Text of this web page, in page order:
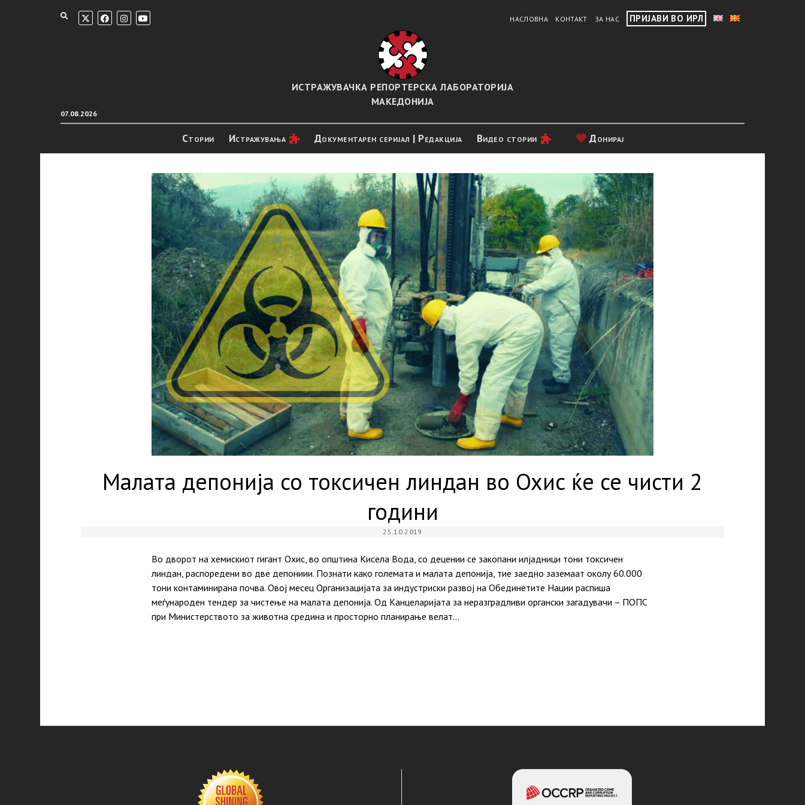
НАСЛОВНА КОНТАКТ ЗА НАС ПРИЈАВИ ВО ИРЛ
07.08.2026
ИСТРАЖУВАЧКА РЕПОРТЕРСКА ЛАБОРАТОРИЈА
МАКЕДОНИЈА
Стории Истражувањa Документарен серијал | Редакција Видео стории Донирај
Малата депонија со токсичен линдан во Охис ќе се чисти 2
години
25.10.2019
Во дворот на хемискиот гигант Охис, во општина Кисела Вода, со децении се закопани илјадници тони токсичен
линдан, распоредени во две депониии. Познати како големата и малата депонија, тие заедно заземаат околу 60.000
тони контаминирана почва. Овој месец Организацијата за индустриски развој на Обединетите Нации распиша
меѓународен тендер за чистење на малата депонија. Од Канцеларијата за неразградливи органски загадувачи – ПОПС
при Министерството за животна средина и просторно планирање велат…